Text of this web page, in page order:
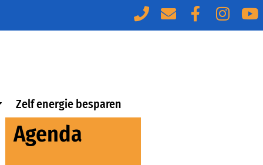
Zelf energie besparen
Agenda